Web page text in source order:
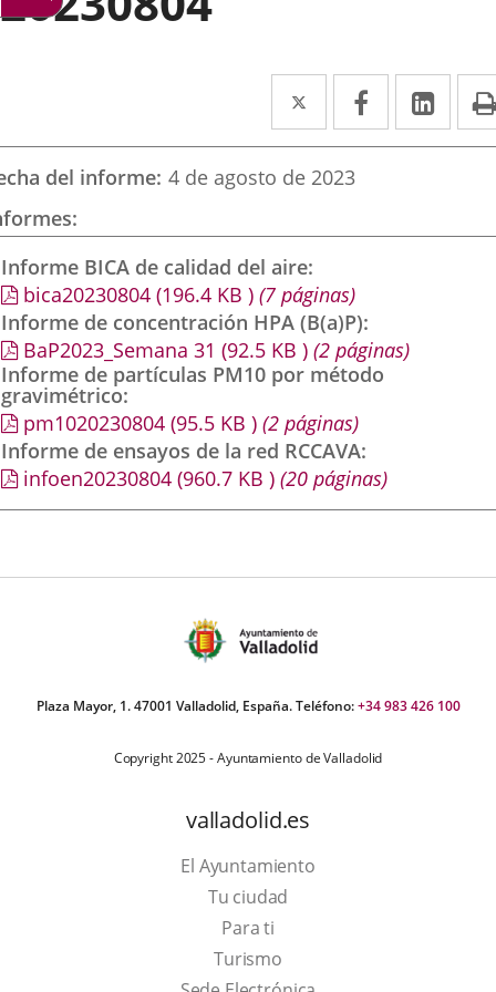
Twitter
Enlace
a
una
externa.
Facebook
Enlace
a
externa.
a
del informe 4 de agosto de 2023
Informe BICA de calidad del aire
bica20230804 (196.4 KB ) (7 páginas)
Informe de concentración HPA (B(a)P)
BaP2023_Semana 31 (92.5 KB ) (2 páginas)
Informe de partículas PM10 por método
gravimétrico
pm1020230804 (95.5 KB ) (2 páginas)
Informe de ensayos de la red RCCAVA
infoen20230804 (960.7 KB ) (20 páginas)
Plaza Mayor, 1. 47001 Valladolid, España. Teléfono:+34 983 426 100
Copyright 2025 - Ayuntamiento de Valladolid
valladolid.es
El Ayuntamiento
Tu ciudad
Para ti
TurismoEste